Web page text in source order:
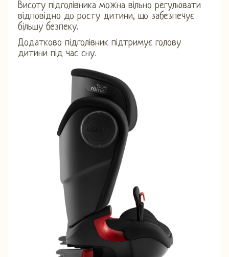
Висоту підголівника можна вільно регулювати
відповідно до росту дитини, що забезпечує
більшу безпеку.
Додатково підголівник підтримує голову
дитини під час сну.